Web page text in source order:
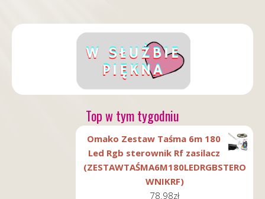
Top w tym tygodniu
Omako Zestaw Taśma 6m 180
Led Rgb sterownik Rf zasilacz
(ZESTAWTAŚMA6M180LEDRGBSTERO
WNIKRF)
78.98zł